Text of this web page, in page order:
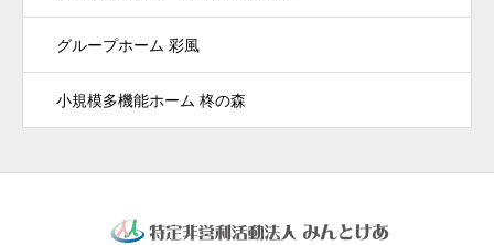
グループホーム 彩風
小規模多機能ホーム 柊の森